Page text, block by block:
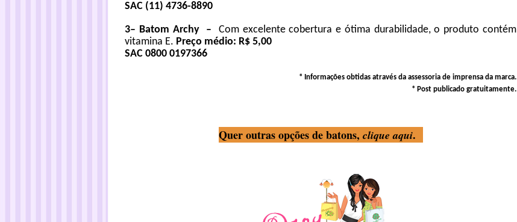
SAC (11) 4736-8890
3– Batom Archy –
Com excelente cobertura e ótima durabilidade, o produto contém
vitamina E. Preço médio: R$ 5,00
SAC 0800 0197366
* Informações obtidas através da assessoria de imprensa da marca.
* Post publicado gratuitamente.
Quer outras opções de batons, clique aqui.